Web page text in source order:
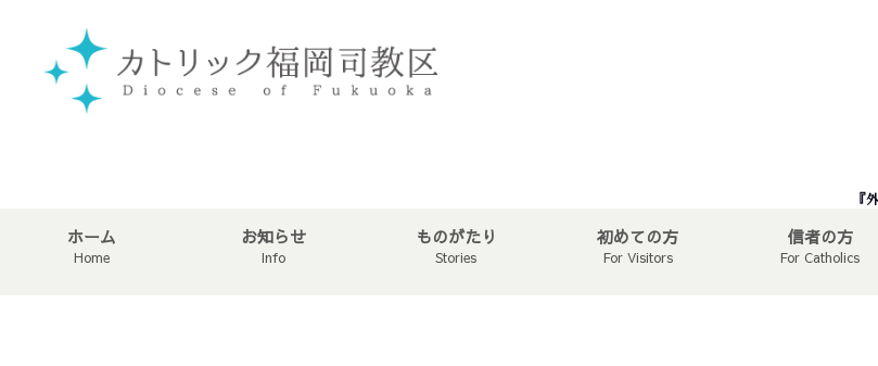
『
ホーム
Home
お知らせ
Info
ものがたり
Stories
初めての方
For Visitors
信者の方
For Catholics